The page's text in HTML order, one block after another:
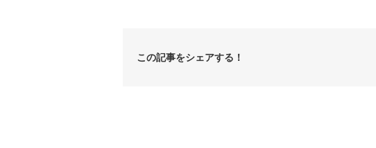
この記事をシェアする！